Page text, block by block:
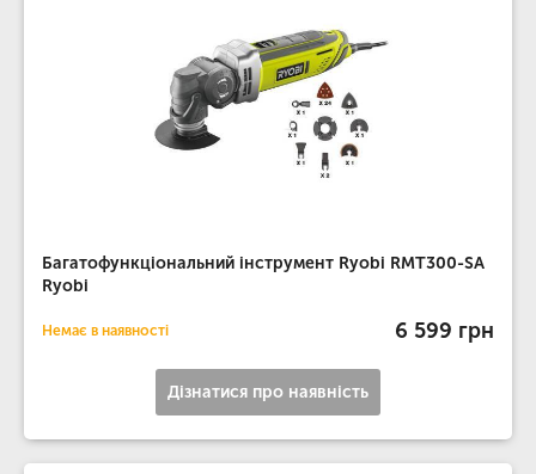
Багатофункціональний інструмент Ryobi RMT300-SA
Ryobi
Немає в наявності 6 599 грн
Дізнатися про наявність